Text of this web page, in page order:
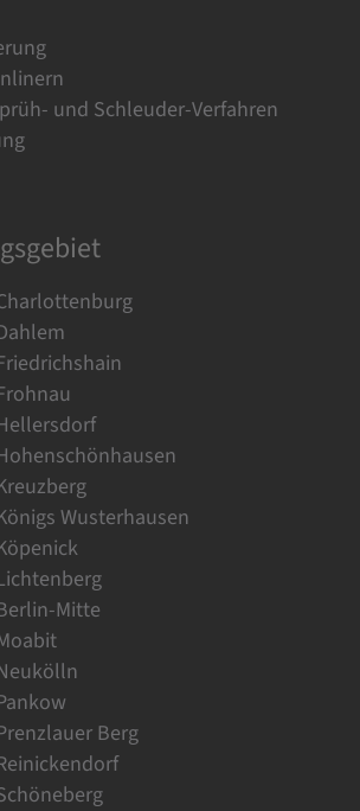
und Schleuder-Verfahren
Wusterhausen
Mitte
Berg